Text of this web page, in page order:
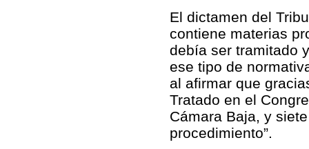
El dictamen del
contiene materias
debía ser tramitado
ese tipo de
al afirmar que
Tratado en el
Cámara Baja, y
procedimiento”.